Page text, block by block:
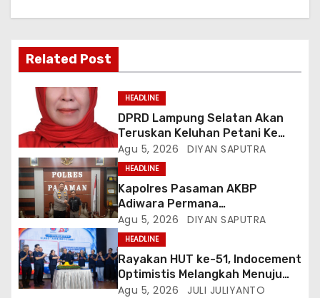
Related Post
HEADLINE
DPRD Lampung Selatan Akan
Teruskan Keluhan Petani Ke
Dinas Terkait, Minta Audit
Penyaluran Pupuk Bersubsidi Di
Desa Budi Lestari
Agu 5, 2026 DIYAN SAPUTRA
HEADLINE
Kapolres Pasaman AKBP
Adiwara Permana
Anggawisastra S.I.K. Sambut
Kedatangan Kepala Cakrawala
Tv Sumatera Barat
Agu 5, 2026 DIYAN SAPUTRA
HEADLINE
Rayakan HUT ke-51, Indocement
Optimistis Melangkah Menuju
Masa Depan Lebih Hijau
Agu 5, 2026 JULI JULIYANTO